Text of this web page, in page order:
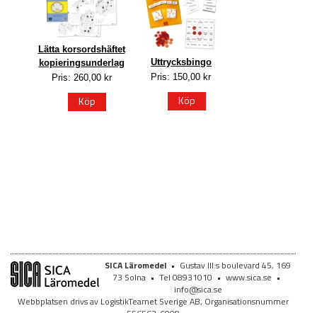
Lätta korsordshäftet
kopieringsunderlag
Pris: 260,00 kr
Köp
Uttrycksbingo
Pris: 150,00 kr
Köp
SICA Läromedel • Gustav III:s boulevard 45, 169
73 Solna • Tel 08931010 • www.sica.se •
info@sica.se
Webbplatsen drivs av LogistikTeamet Sverige AB, Organisationsnummer